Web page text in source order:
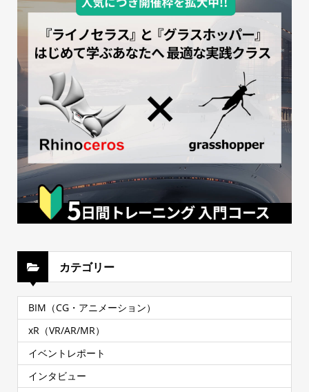
カテゴリー
BIM（CG・アニメーション）
xR（VR/AR/MR）
イベントレポート
インタビュー